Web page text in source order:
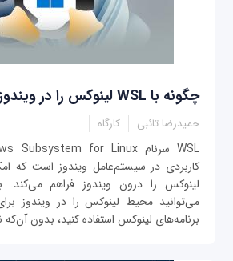
چگونه با WSL لینوکس را در ویندوز نصب کنیم؟
حمیدرضا تائبی کارگاه
کاربردی در سیستم‌عامل ویندوز است که
می‌توانید محیط لینوکس را در ویندوز
برنامه‌های لینوکس استفاده کنید، بدون